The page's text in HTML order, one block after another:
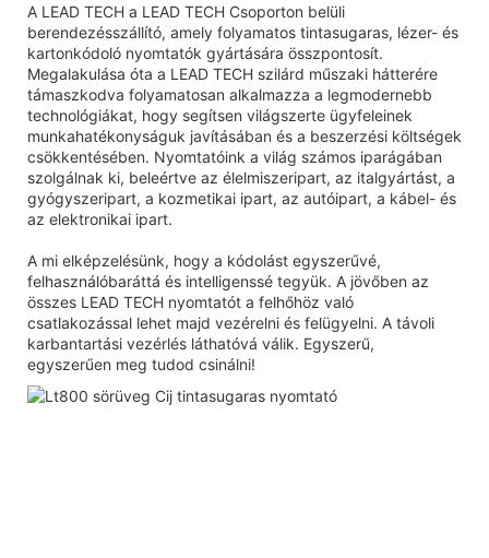
A LEAD TECH a LEAD TECH Csoporton belüli
berendezésszállító, amely folyamatos tintasugaras, lézer- és
kartonkódoló nyomtatók gyártására összpontosít.
Megalakulása óta a LEAD TECH szilárd műszaki hátterére
támaszkodva folyamatosan alkalmazza a legmodernebb
technológiákat, hogy segítsen világszerte ügyfeleinek
munkahatékonyságuk javításában és a beszerzési költségek
csökkentésében. Nyomtatóink a világ számos iparágában
szolgálnak ki, beleértve az élelmiszeripart, az italgyártást, a
gyógyszeripart, a kozmetikai ipart, az autóipart, a kábel- és
az elektronikai ipart.
A mi elképzelésünk, hogy a kódolást egyszerűvé,
felhasználóbaráttá és intelligenssé tegyük. A jövőben az
összes LEAD TECH nyomtatót a felhőhöz való
csatlakozással lehet majd vezérelni és felügyelni. A távoli
karbantartási vezérlés láthatóvá válik. Egyszerű,
egyszerűen meg tudod csinálni!